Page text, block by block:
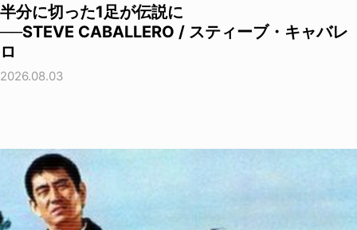
半分に切った1足が伝説に
──STEVE CABALLERO / スティーブ・キャバレ
ロ
2026.08.03